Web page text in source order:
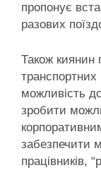
пропонує
разових
Також киянин
можливість
зробити
забезпечити
працівників,